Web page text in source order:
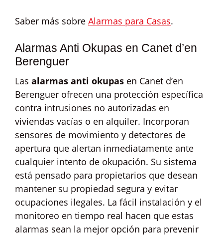
Saber más sobre Alarmas para Casas.
Alarmas Anti Okupas en Canet d’en
Berenguer
Las alarmas anti okupas en Canet d’en
Berenguer ofrecen una protección específica
contra intrusiones no autorizadas en
viviendas vacías o en alquiler. Incorporan
sensores de movimiento y detectores de
apertura que alertan inmediatamente ante
cualquier intento de okupación. Su sistema
está pensado para propietarios que desean
mantener su propiedad segura y evitar
ocupaciones ilegales. La fácil instalación y el
monitoreo en tiempo real hacen que estas
alarmas sean la mejor opción para prevenir